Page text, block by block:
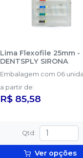
Lima Flexofile 25mm -
DENTSPLY SIRONA
Embalagem com 06
a partir de:
R$ 85,58
Qtd :
Ver opções